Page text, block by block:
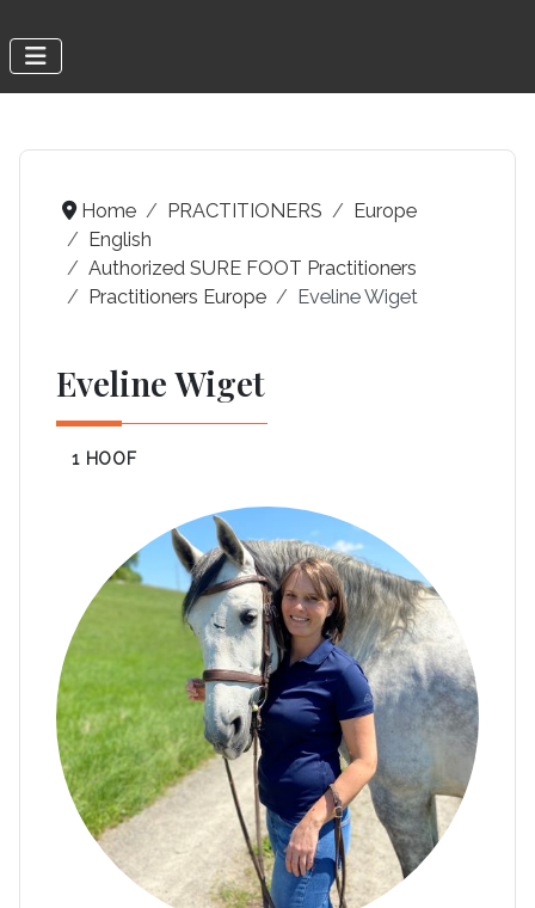
Home PRACTITIONERS
Europe
English
Authorized SURE FOOT Practitioners
Practitioners Europe
Eveline Wiget
Eveline Wiget
1 HOOF